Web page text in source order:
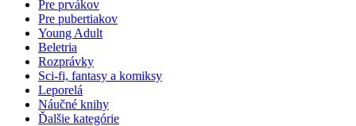
Pre prvákov
Pre pubertiakov
Young Adult
Beletria
Rozprávky
Sci-fi, fantasy a komiksy
Leporelá
Náučné knihy
Ďalšie kategórie